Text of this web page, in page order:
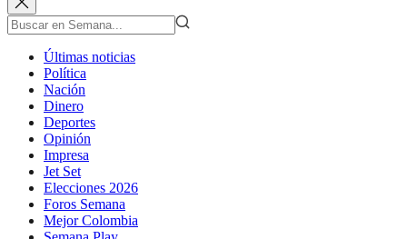
Últimas noticias
Política
Nación
Dinero
Deportes
Opinión
Impresa
Jet Set
Elecciones 2026
Foros Semana
Mejor Colombia